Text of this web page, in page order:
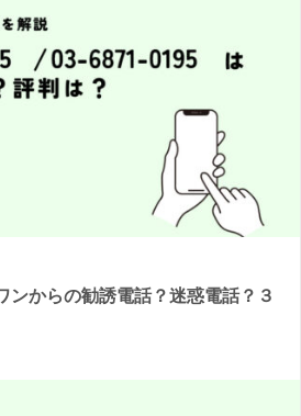
ンからの勧誘電話？迷惑電話？３